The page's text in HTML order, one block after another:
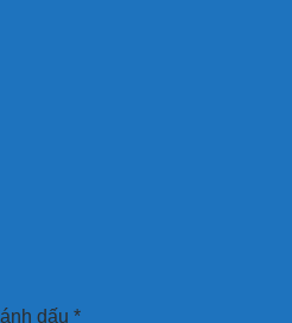
dấu *